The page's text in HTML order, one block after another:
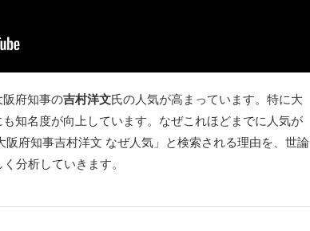
府知事の吉村洋文氏の人気が高まっています。特に大
知名度が向上しています。なぜこれほどまでに人気が
府知事吉村洋文 なぜ人気」と検索される理由を、世論
分析していきます。